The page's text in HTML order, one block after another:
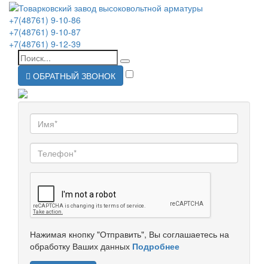
+7(48761) 9-10-86
+7(48761) 9-10-87
+7(48761) 9-12-39
ОБРАТНЫЙ ЗВОНОК
Нажимая кнопку "Отправить", Вы соглашаетесь на
обработку Ваших данных Подробнее